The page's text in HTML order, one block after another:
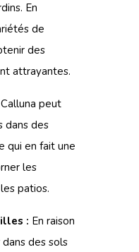
En
de
des
attrayantes.
peut
dans des
qui en fait une
les
patios.
: En raison
des sols